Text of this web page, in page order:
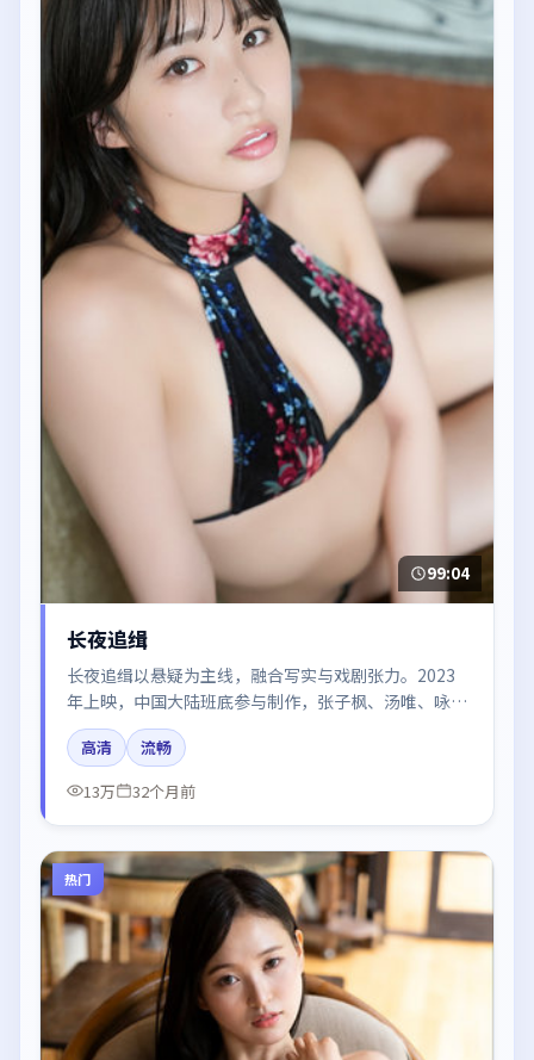
99:04
长夜追缉
长夜追缉以悬疑为主线，融合写实与戏剧张力。2023
年上映，中国大陆班底参与制作，张子枫、汤唯、咏
梅、刘亦菲在片中呈现细腻表演，影像风格统一，配乐
与剪辑强化了情绪曲线。
高清
流畅
13万
32个月前
热门